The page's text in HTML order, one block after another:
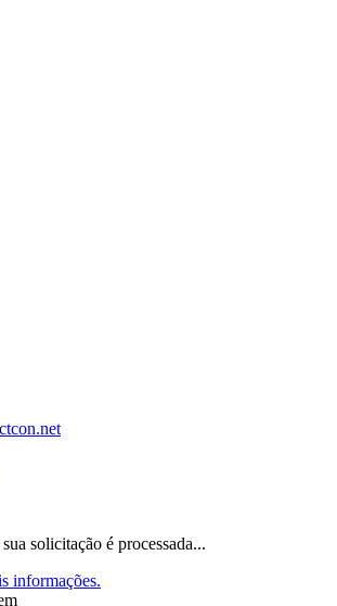
solicitação é processada...
informações.